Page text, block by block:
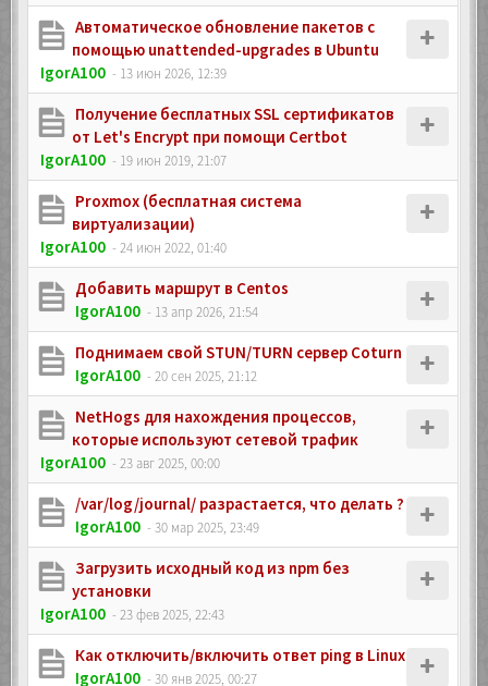
Автоматическое обновление пакетов с
помощью unattended-upgrades в Ubuntu
IgorA100 - 13 июн 2026, 12:39
Получение бесплатных SSL сертификатов
от Let's Encrypt при помощи Certbot
IgorA100 - 19 июн 2019, 21:07
Proxmox (бесплатная система
виртуализации)
IgorA100 - 24 июн 2022, 01:40
Добавить маршрут в Centos
IgorA100 - 13 апр 2026, 21:54
Поднимаем свой STUN/TURN сервер Coturn
IgorA100 - 20 сен 2025, 21:12
NetHogs для нахождения процессов,
которые используют сетевой трафик
IgorA100 - 23 авг 2025, 00:00
/var/log/journal/ разрастается, что делать ?
IgorA100 - 30 мар 2025, 23:49
Загрузить исходный код из npm без
установки
IgorA100 - 23 фев 2025, 22:43
Как отключить/включить ответ ping в Linux
IgorA100 - 30 янв 2025, 00:27